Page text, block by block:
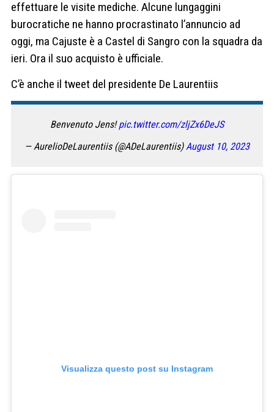
effettuare le visite mediche. Alcune lungaggini
burocratiche ne hanno procrastinato l’annuncio ad
oggi, ma Cajuste è a Castel di Sangro con la squadra da
ieri. Ora il suo acquisto è ufficiale.
C’è anche il tweet del presidente De Laurentiis
Benvenuto Jens!pic.twitter.com/zljZx6DeJS
— AurelioDeLaurentiis (@ADeLaurentiis) August 10, 2023
Visualizza questo post su Instagram